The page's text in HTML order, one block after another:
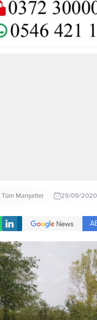
Tüm Manşetler 29/09/2020